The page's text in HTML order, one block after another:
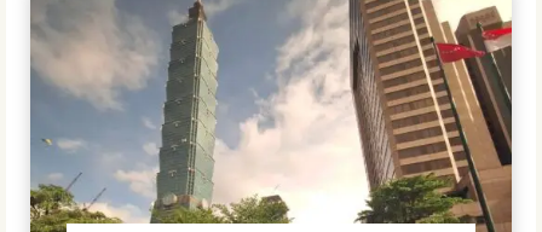
em
nosso
Podcast
#220